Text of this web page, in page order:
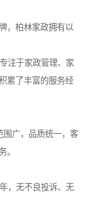
，柏林家政拥有以
注于家政管理、家
累了丰富的服务经
围广，品质统一，客
。
，无不良投诉、无